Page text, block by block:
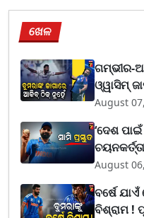
ଖେଳ
ଗମ୍ଭୀର-
ଓ୍ୱାସିମ୍
August
‘ଦେଶ
August
ବର୍ଷେ
ବିଶ୍ରାମ !